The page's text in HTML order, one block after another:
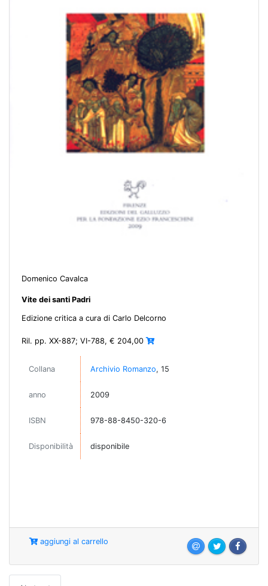
Domenico Cavalca
Vite dei santi Padri
Edizione critica a cura di Carlo Delcorno
Ril. pp. XX-887; VI-788, € 204,00
Collana Archivio Romanzo, 15
anno 2009
ISBN 978-88-8450-320-6
Disponibilità disponibile
aggiungi al carrello